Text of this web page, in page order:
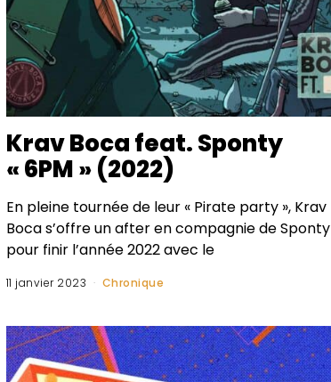
Krav Boca feat. Sponty
« 6PM » (2022)
En pleine tournée de leur « Pirate party », Krav
Boca s’offre un after en compagnie de Sponty
pour finir l’année 2022 avec le
11 janvier 2023 Chronique